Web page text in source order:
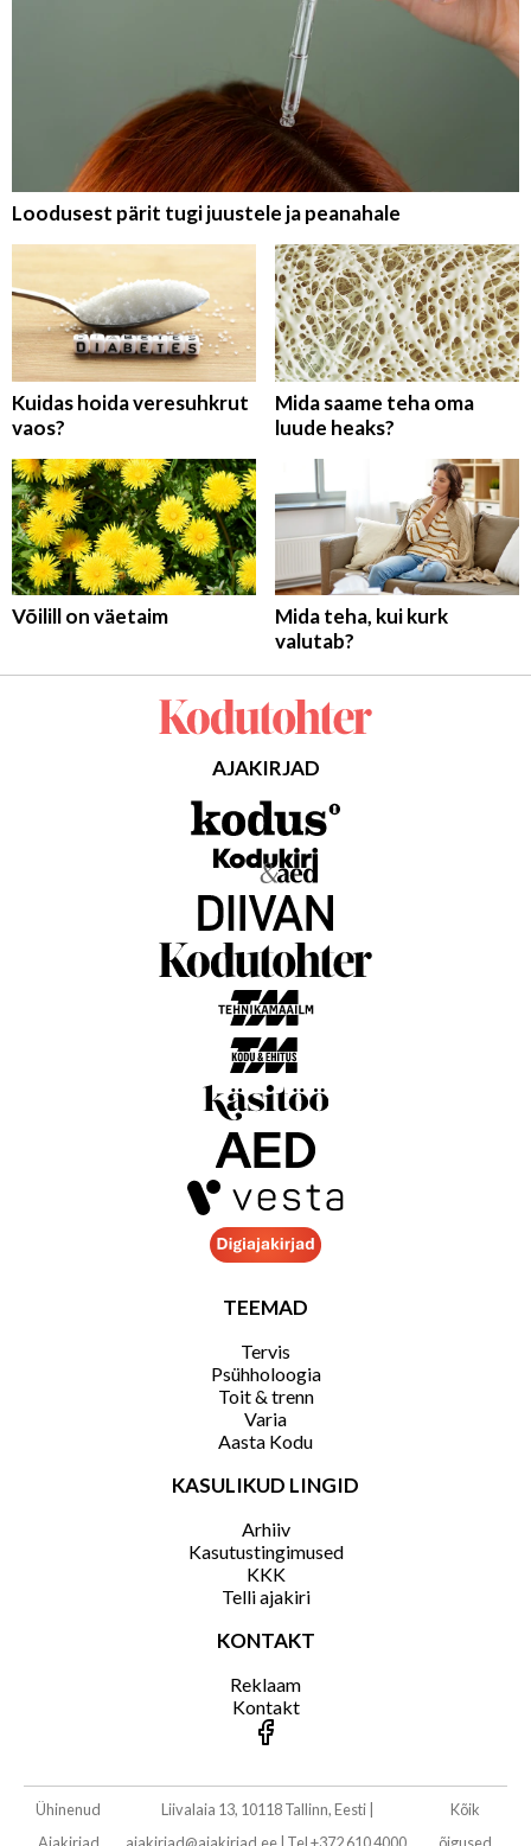
Loodusest pärit tugi juustele ja peanahale
Kuidas hoida veresuhkrut
vaos?
Mida saame teha oma
luude heaks?
Võilill on väetaim
Mida teha, kui kurk
valutab?
AJAKIRJAD
TEEMAD
Tervis
Psühholoogia
Toit & trenn
Varia
Aasta Kodu
KASULIKUD LINGID
Arhiiv
Kasutustingimused
KKK
Telli ajakiri
KONTAKT
Reklaam
Kontakt
Ühinenud
Liivalaia 13, 10118 Tallinn, Eesti
Kõik